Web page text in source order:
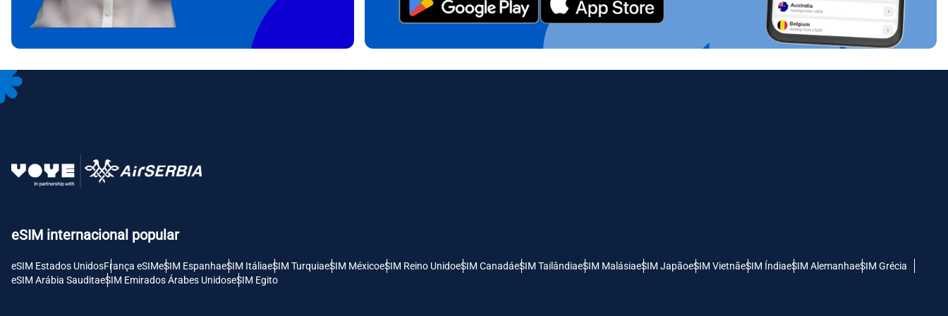
eSIM internacional popular
eSIM Estados UnidosFrança eSIMeSIM EspanhaeSIM ItáliaeSIM TurquiaeSIM MéxicoeSIM Reino UnidoeSIM CanadáeSIM TailândiaeSIM MalásiaeSIM JapãoeSIM VietnãeSIM ÍndiaeSIM AlemanhaeSIM Grécia
eSIM Arábia SauditaeSIM Emirados Árabes UnidoseSIM Egito
CAD - Dólar Canadense GBP - Libra Esterlina